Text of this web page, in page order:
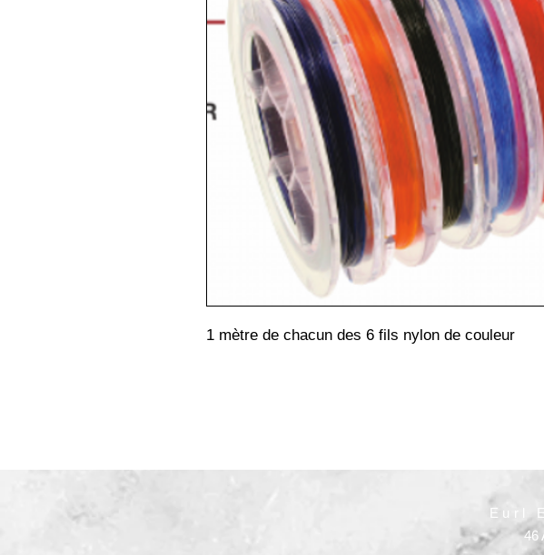
1 mètre de chacun des 6 fils nylon de couleur
Eurl
46